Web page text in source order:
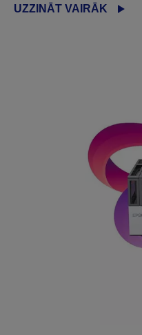
UZZINĀT VAIRĀK